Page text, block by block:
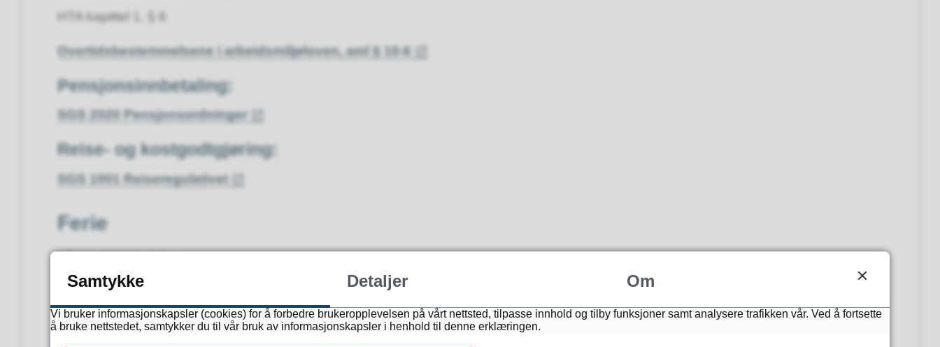
HTA kapittel 1, § 6
Overtidsbestemmelsene i arbeidsmiljøloven, aml § 10-6
Pensjonsinnbetaling:
SGS 2020 Pensjonsordninger
Reise- og kostgodtgjøring:
SGS 1001 Reiseregulativet
Ferie
HTA kapittel 1, § 7
Ferieloven
Fravær
Samtykke Detaljer Om
Vi bruker informasjonskapsler (cookies) for å forbedre brukeropplevelsen på vårt nettsted, tilpasse innhold og tilby funksjoner samt analysere trafikken vår. Ved å fortsette
å bruke nettstedet, samtykker du til vår bruk av informasjonskapsler i henhold til denne erklæringen.